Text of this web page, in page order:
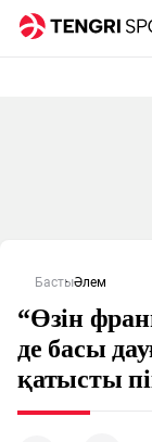
БастыӘлем
“Өзін
де басы
қатысты